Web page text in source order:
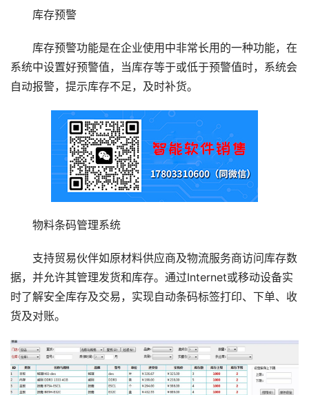
库存预警
库存预警功能是在企业使用中非常长用的一种功能，在
系统中设置好预警值，当库存等于或低于预警值时，系统会
自动报警，提示库存不足，及时补货。
物料条码管理系统
支持贸易伙伴如原材料供应商及物流服务商访问库存数
据，并允许其管理发货和库存。通过Internet或移动设备实
时了解安全库存及交易，实现自动条码标签打印、下单、收
货及对账。